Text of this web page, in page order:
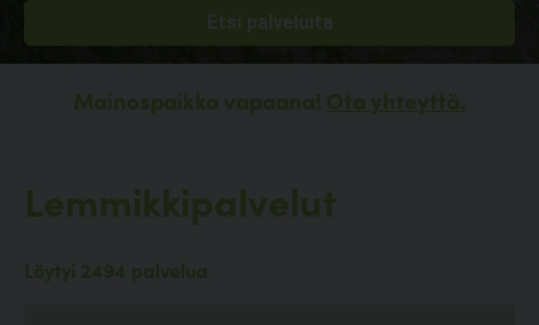
Mainospaikka vapaana! Ota yhteyttä.
Lemmikkipalvelut
Löytyi 2494 palvelua